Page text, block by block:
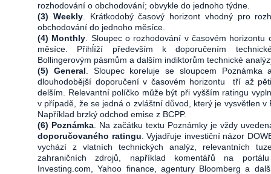
rozhodování o obchodování; obvykle do jednoho týdne.
(3) Weekly. Krátkodobý časový horizont vhodný pro
obchodování do jednoho měsíce.
(4) Monthly . Sloupec o rozhodování v časovém horizontu
měsíce. Přihĺíží především k doporučením
Bollingerovým pásmům a dalším indiktorům technické
(5) General . Sloupec koreluje se sloupcem Poznámka
dlouhodobější doporučení v časovém horizontu tří až
delším. Relevantní políčko může být při vyšším ratingu
v případě, že se jedná o zvláštní důvod, který je vysvětlen v
Například brzký odchod emise z BCPP.
(6) Poznámka . Na začátku textu Poznámky je vždy
doporučovaného ratingu . Vyjadřuje investiční názor
vychází z vlatních technických analýz, relevantních
zahraničních zdrojů, například komentářů na portálu
Investing.com, Yahoo finance, agentury Bloomberg a